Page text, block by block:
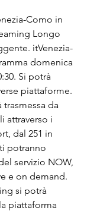
Como in
Longo
itVenezia-
domenica
Si potrà
piattaforme.
trasmessa da
attraverso i
dal 251 in
potranno
servizio NOW,
e on demand.
si potrà
piattaforma